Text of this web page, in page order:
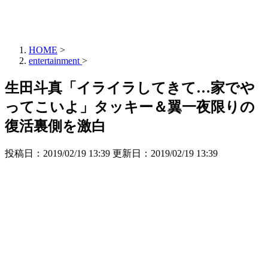
HOME >
entertainment >
生田斗真「イライラしてきて…家でや
ってこいよ」タッキー＆翼一夜限りの
復活裏側を激白
投稿日：2019/02/19 13:39 更新日： 2019/02/19 13:39